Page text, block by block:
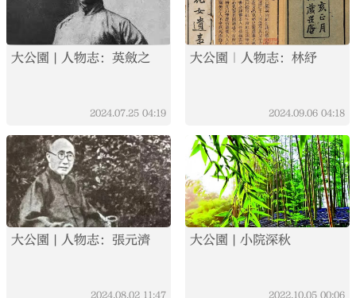
大公園 | 人物志：英斂之
2024.07.25 04:19
大公園｜人物志：林紓
2024.09.06 04:18
大公園 | 人物志：張元濟
2024.08.02 11:47
大公園 | 小院深秋
2022.10.05 00:06